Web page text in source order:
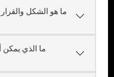
ما هو الشكل
ما الذي